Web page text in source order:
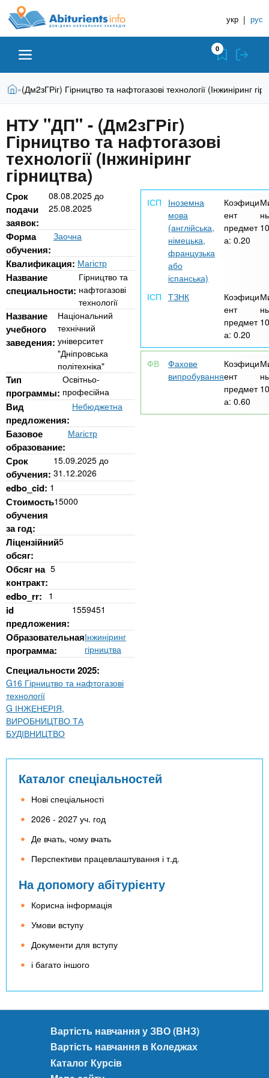
A
b
i
t
u
r
i
e
n
t
s
.
i
n
f
o
о
в
д
н
к
Н
а
в
ч
а
л
ь
н
и
х
з
а
к
а
д
і
в
укр | рус
Абітурієнту
ЗВО (ВНЗ)
Коледжі
Курси
Приватні школи
MBA
Онлайн курси
За кордоном
0
В
т
у
т
Головна
»(Дм2зГРіг) Гірництво та нафтогазові технології (Інжиніринг
НТУ "ДП" - (Дм2зГРіг)
Гірництво та нафтогазові
технології (Інжиніринг
гірництва)
Срок
подачи
заявок:
08.08.2025 до
25.08.2025
Форма
обучения:
Заочна
Квалификация: Магістр
Название
специальности:
Гірництво та
нафтогазові
технології
Название
учебного
заведения:
Національний
технічний
університет
"Дніпровська
політехніка"
Тип
программы:
Освітньо-
професійна
Вид
предложения:
Небюджетна
Базовое
образование:
Магістр
Срок
обучения:
15.09.2025 до
31.12.2026
edbo_cid: 1
Стоимость
обучения
за год:
15000
Ліцензійний
обсяг:
5
Обсяг на
контракт:
5
edbo_rr: 1
id
предложения:
1559451
Образовательная
программа:
Інжиніринг
гірництва
Іноземна
мова
(англійська,
німецька,
французька
або
іспанська)
Коэфици
ент
предмет
а: 0.20
ТЗНК
Коэфици
ент
предмет
а: 0.20
Фахове
випробування
Коэфици
ент
предмет
а: 0.60
Специальности 2025:
G16 Гірництво та нафтогазові
технології
G ІНЖЕНЕРІЯ,
ВИРОБНИЦТВО ТА
БУДІВНИЦТВО
Каталог спеціальностей
Нові спеціальності
2026 - 2027 уч. год
Де вчать, чому вчать
Перспективи працевлаштування і т.д.
На допомогу абітурієнту
Корисна інформація
Умови вступу
Документи для вступу
і багато іншого
Вартість навчання у ЗВО (ВНЗ)
Вартість навчання в Коледжах
Каталог Курсів